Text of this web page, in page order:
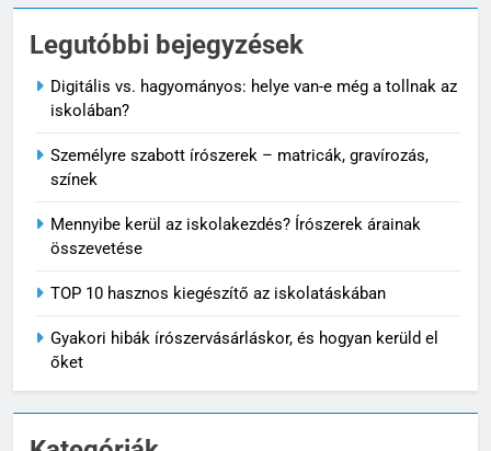
Legutóbbi bejegyzések
Digitális vs. hagyományos: helye van-e még a tollnak az
iskolában?
Személyre szabott írószerek – matricák, gravírozás,
színek
Mennyibe kerül az iskolakezdés? Írószerek árainak
összevetése
TOP 10 hasznos kiegészítő az iskolatáskában
Gyakori hibák írószervásárláskor, és hogyan kerüld el
őket